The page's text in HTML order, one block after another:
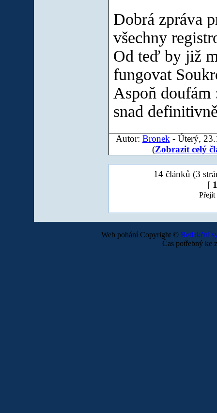
Dobrá zpráva
všechny
Od teď by již
fungovat
Aspoň
snad
Autor: Bronek - Úterý,
(Zobrazit celý
14 článků (3
[ 1
Web pohání Copyright © Redakční
Čas potřebný ke